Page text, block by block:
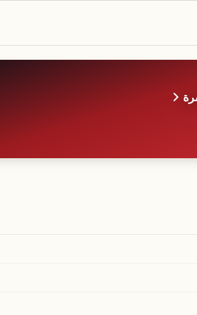
استعدادات